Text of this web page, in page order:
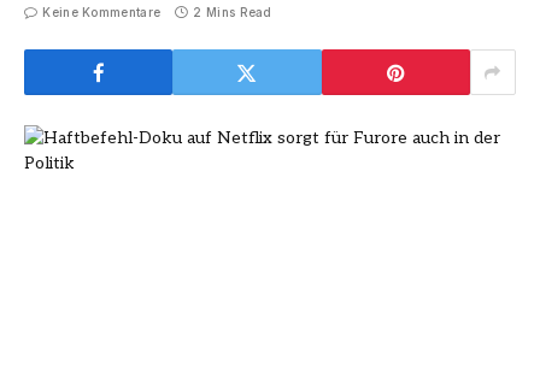
Keine Kommentare 2 Mins Read